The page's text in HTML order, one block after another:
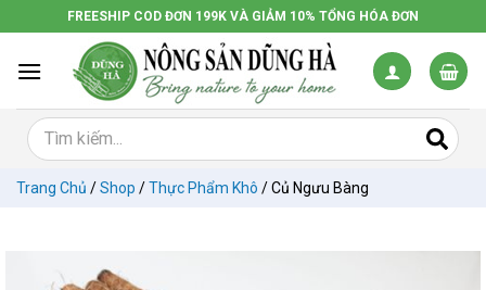
đến
dung
FREESHIP COD ĐƠN 199K VÀ GIẢM 10% TỔNG HÓA ĐƠN
Trang Chủ /Shop /Thực Phẩm Khô /Củ Ngưu Bàng